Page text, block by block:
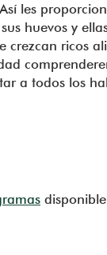
les
huevos y
crezcan ricos
a todos los